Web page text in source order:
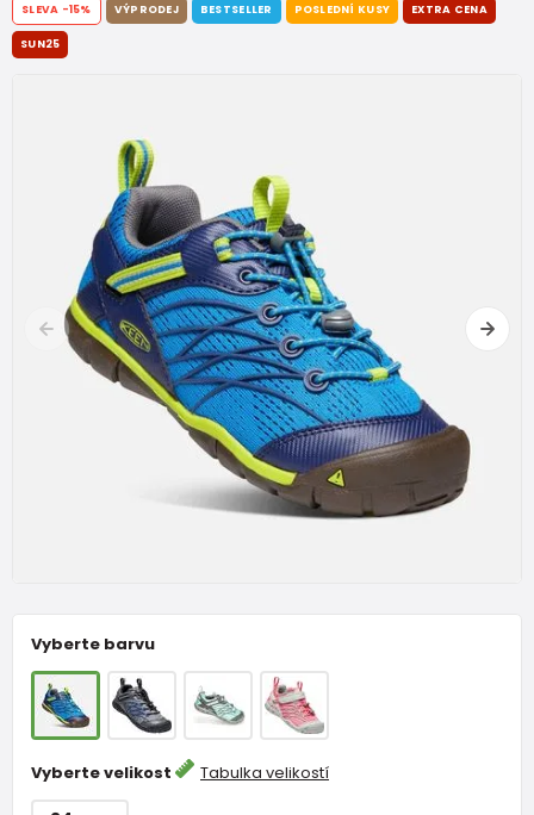
Vyberte barvu
Vyberte velikost Tabulka velikostí
SLEVA -15% VÝPRODEJ BESTSELLER POSLEDNÍ KUSY EXTRA CENA
SUN25